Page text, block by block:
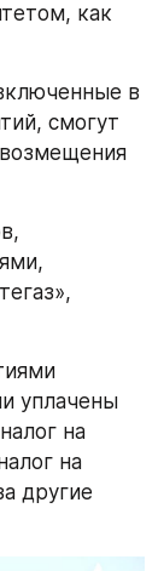
как
в
смогут
уплачены
на
на
другие